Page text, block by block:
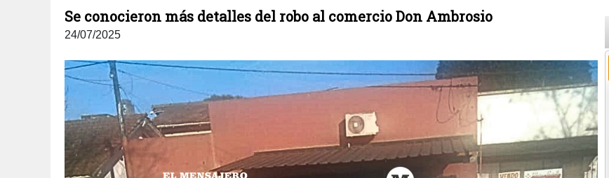
Se conocieron más detalles del robo al comercio Don Ambrosio
24/07/2025